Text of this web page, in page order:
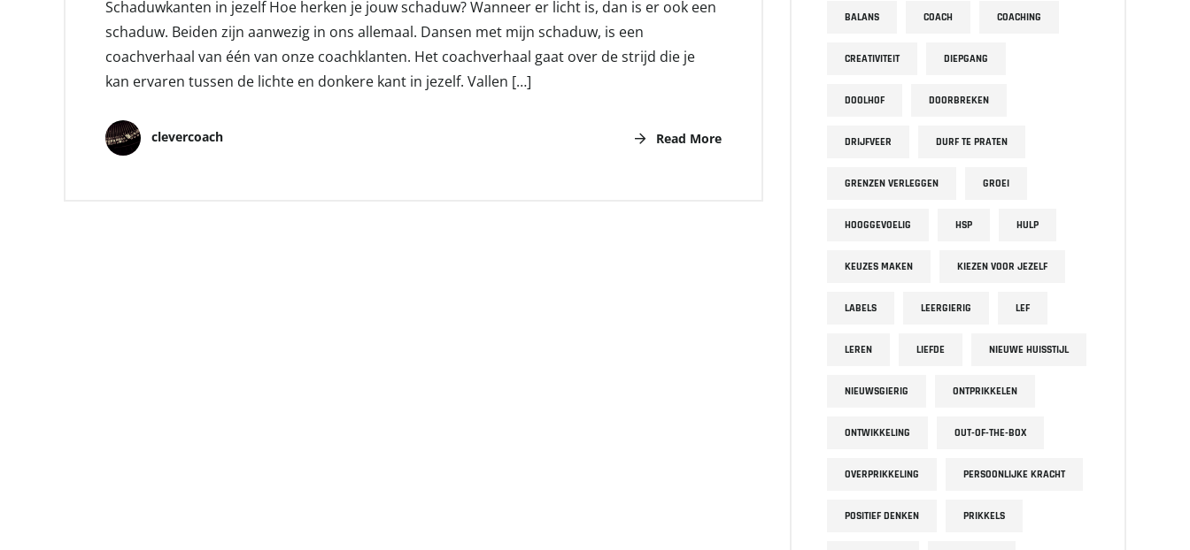
Schaduwkanten in jezelf Hoe herken je jouw schaduw? Wanneer er licht is, dan is er ook een
schaduw. Beiden zijn aanwezig in ons allemaal. Dansen met mijn schaduw, is een
coachverhaal van één van onze coachklanten. Het coachverhaal gaat over de strijd die je
kan ervaren tussen de lichte en donkere kant in jezelf. Vallen […]
clevercoach Read More
BALANS COACH COACHING
CREATIVITEIT DIEPGANG
DOOLHOF DOORBREKEN
DRIJFVEER DURF TE PRATEN
GRENZEN VERLEGGEN GROEI
HOOGGEVOELIG HSP HULP
KEUZES MAKEN KIEZEN VOOR JEZELF
LABELS LEERGIERIG LEF
LEREN LIEFDE NIEUWE HUISSTIJL
NIEUWSGIERIG ONTPRIKKELEN
ONTWIKKELING OUT-OF-THE-BOX
OVERPRIKKELING PERSOONLIJKE KRACHT
POSITIEF DENKEN PRIKKELS